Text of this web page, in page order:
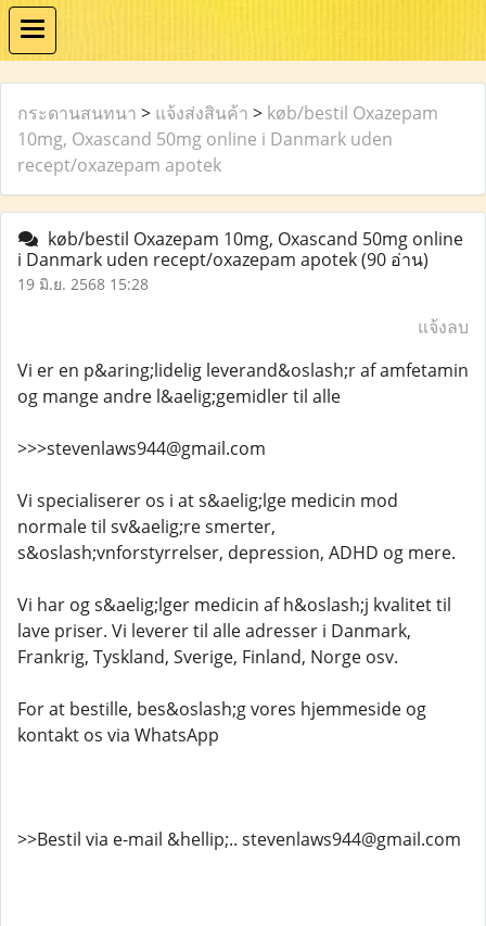
กระดานสนทนา > แจ้งส่งสินค้า > køb/bestil Oxazepam
10mg, Oxascand 50mg online i Danmark uden
recept/oxazepam apotek
køb/bestil Oxazepam 10mg, Oxascand 50mg online
i Danmark uden recept/oxazepam apotek(90 อ่าน)
19 มิ.ย. 2568 15:28
แจ้งลบ
Vi er en p&aring;lidelig leverand&oslash;r af amfetamin
og mange andre l&aelig;gemidler til alle
>>>stevenlaws944@gmail.com
Vi specialiserer os i at s&aelig;lge medicin mod
normale til sv&aelig;re smerter,
s&oslash;vnforstyrrelser, depression, ADHD og mere.
Vi har og s&aelig;lger medicin af h&oslash;j kvalitet til
lave priser. Vi leverer til alle adresser i Danmark,
Frankrig, Tyskland, Sverige, Finland, Norge osv.
For at bestille, bes&oslash;g vores hjemmeside og
kontakt os via WhatsApp
>>Bestil via e-mail &hellip;.. stevenlaws944@gmail.com